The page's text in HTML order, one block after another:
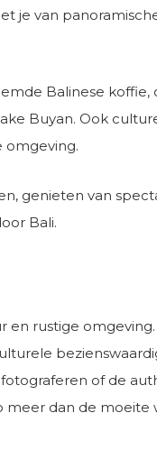
je van
Balinese koffie,
Buyan. Ook
omgeving.
genieten van
Bali.
rustige
of de
dan de moeite